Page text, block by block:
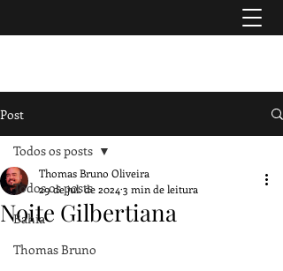
Post
Todos os posts
Bahia
Thomas Bruno
Todos os posts
Noite Gilbertiana
Thomas Bruno Oliveira
29 de jul. de 2024 3 min de leitura